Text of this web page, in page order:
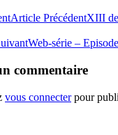
Article PrécédentXIII
Web-série –
commentaire
vous connecterpour